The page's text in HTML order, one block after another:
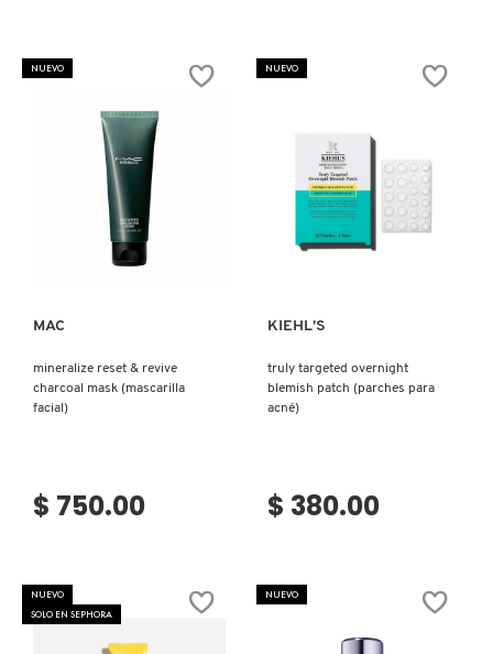
NUEVO
Ver más
MAC
mineralize reset & revive
charcoal mask (mascarilla
facial)
$ 750.00
NUEVO
Ver más
KIEHL’S
truly targeted overnight
blemish patch (parches para
acné)
$ 380.00
NUEVO
SOLO EN SEPHORA
NUEVO